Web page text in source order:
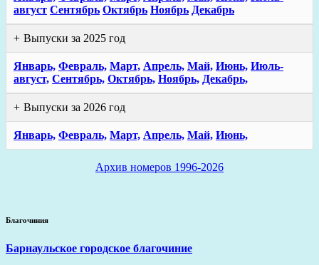
август Сентябрь Октябрь Ноябрь Декабрь
Выпуски за 2025 год
Январь, Февраль, Март, Апрель, Май, Июнь, Июль-
август, Сентябрь, Октябрь, Ноябрь, Декабрь,
Выпуски за 2026 год
Январь, Февраль, Март, Апрель, Май, Июнь,
Архив номеров 1996-2026
Благочиния
Барнаульское городское благочиние